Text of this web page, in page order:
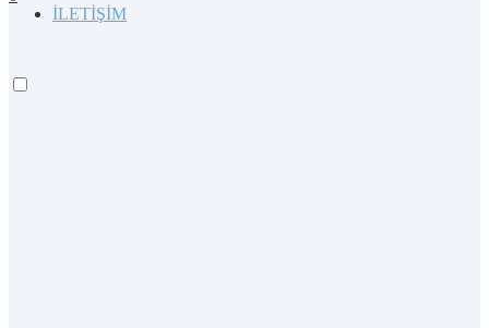
İLETİŞİM